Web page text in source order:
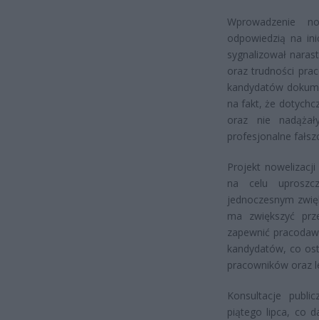
Wprowadzenie
odpowiedzią na
sygnalizował
oraz trudności
kandydatów
na fakt, że
oraz nie
profesjonalne
Projekt
na celu
jednoczesnym
ma zwiększyć
zapewnić
kandydatów, co
pracowników oraz
Konsultacje
piątego lipca, co